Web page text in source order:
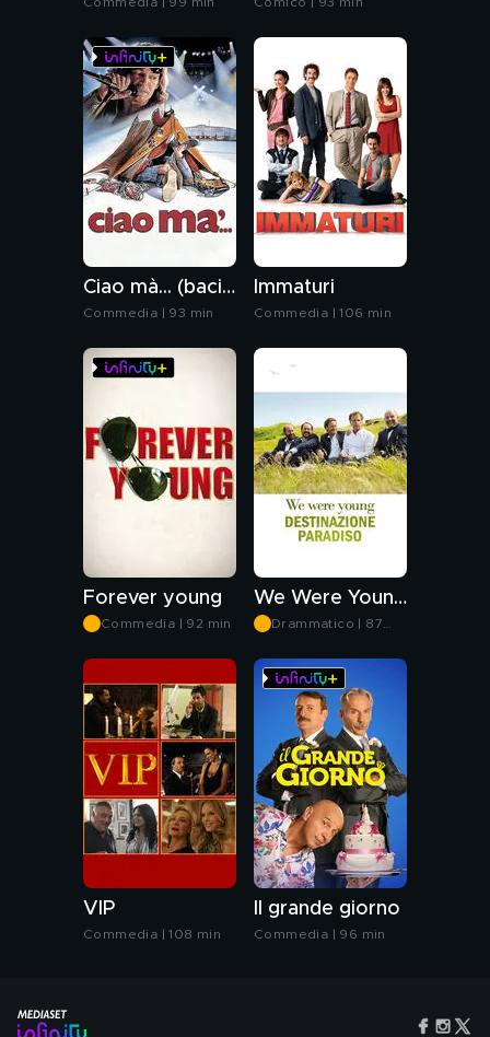
Ciao mà... (baci da Roma)
Commedia | 93 min
Immaturi
Commedia | 106 min
Forever young
Commedia | 92 min
We Were Young - Destinazione paradiso
Drammatico | 87
VIP
Commedia | 108 min
Il grande giorno
Commedia | 96 min